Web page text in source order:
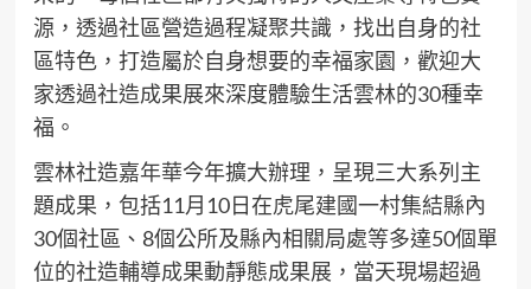
源，透過社區營造過程凝聚共識，找出自身的社
區特色，打造屬於自身想要的幸福家園，歡迎大
家透過社造成果展來深度體驗生活雲林的30種幸
福。
雲林社造嘉年華今年擴大辦理，呈現三大系列主
題成果，包括11月10日在虎尾建國一村集結縣內
30個社區、8個公所及縣內相關局處等多達50個單
位的社造輔導成果動靜態成果展，當天現場超過